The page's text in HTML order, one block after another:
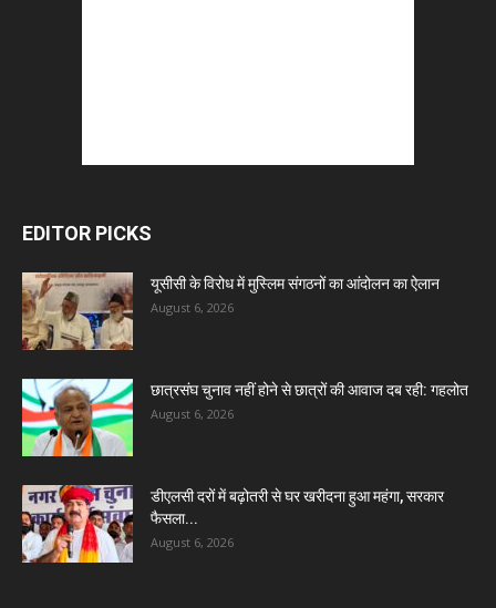
EDITOR PICKS
यूसीसी के विरोध में मुस्लिम संगठनों का आंदोलन का ऐलान
August 6, 2026
छात्रसंघ चुनाव नहीं होने से छात्रों की आवाज दब रही: गहलोत
August 6, 2026
डीएलसी दरों में बढ़ोतरी से घर खरीदना हुआ महंगा, सरकार
फैसला...
August 6, 2026